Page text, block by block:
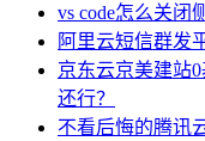
vs code怎么关闭
阿里云短信群发
京东云京美建站
还行？
不看后悔的腾讯